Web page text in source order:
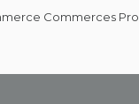
Commerces